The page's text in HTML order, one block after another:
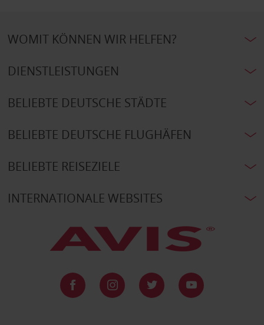
WOMIT KÖNNEN WIR HELFEN?
DIENSTLEISTUNGEN
BELIEBTE DEUTSCHE STÄDTE
BELIEBTE DEUTSCHE FLUGHÄFEN
BELIEBTE REISEZIELE
INTERNATIONALE WEBSITES